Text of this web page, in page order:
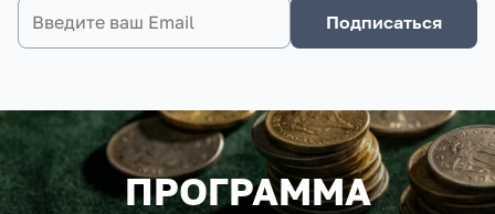
Подписаться
ПРОГРАММА